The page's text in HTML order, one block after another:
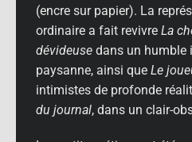
(encre sur papier). La
ordinaire a fait revivre La
dévideuse dans un humble
paysanne, ainsi que Le
intimistes de profonde
du journal, dans un clair-